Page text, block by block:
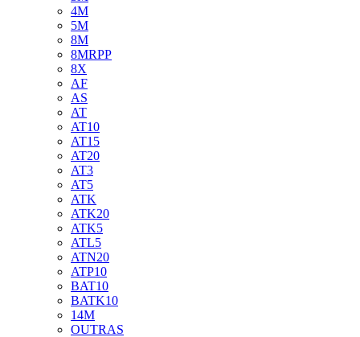
4M
5M
8M
8MRPP
8X
AF
AS
AT
AT10
AT15
AT20
AT3
AT5
ATK
ATK20
ATK5
ATL5
ATN20
ATP10
BAT10
BATK10
14M
OUTRAS